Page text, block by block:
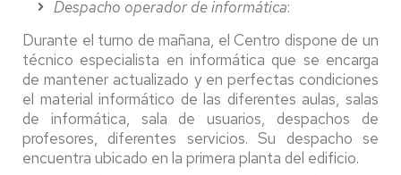
Despacho operador de informática:
Durante el turno de mañana, el Centro dispone de un
técnico especialista en informática que se encarga
de mantener actualizado y en perfectas condiciones
el material informático de las diferentes aulas, salas
de informática, sala de usuarios, despachos de
profesores, diferentes servicios. Su despacho se
encuentra ubicado en la primera planta del edificio.